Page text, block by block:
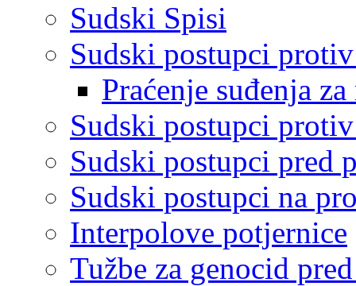
Sudski Spisi
Sudski postupci
Praćenje suđenja
Sudski postupci
Sudski postupci pred
Sudski postupci na
Interpolove potjernice
Tužbe za genocid